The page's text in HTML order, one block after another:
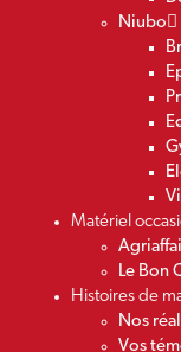
Niubo
Matériel
Le Bon
Histoires de
Nos
Vos